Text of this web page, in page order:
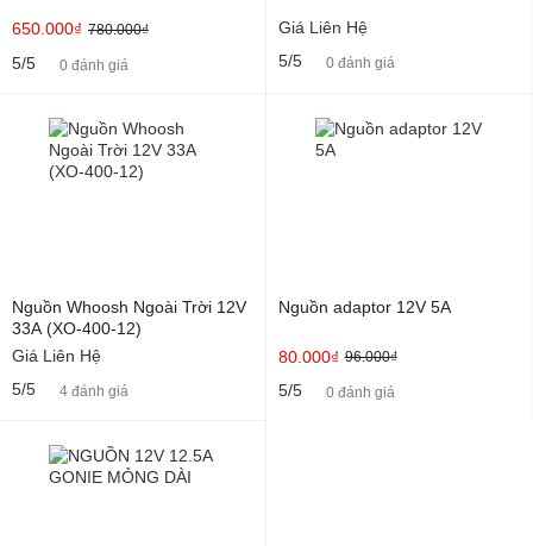
650.000₫ 780.000₫
5/5 0 đánh giá
Giá Liên Hệ
5/5
0 đánh giá
Nguồn Whoosh Ngoài Trời 12V
33A (XO-400-12)
Giá Liên Hệ
5/5
4 đánh giá
Nguồn adaptor 12V 5A
80.000₫ 96.000₫
5/5 0 đánh giá